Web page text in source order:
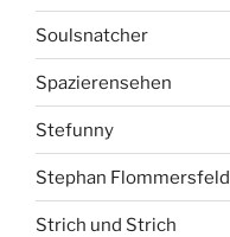
Soulsnatcher
Spazierensehen
Stefunny
Stephan Flommersfeld
Strich und Strich